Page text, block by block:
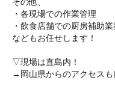
・各現場での作業管理
・飲食店舗での厨房補助業
などもお任せします！
▽現場は直島内！
→岡山県からのアクセスも